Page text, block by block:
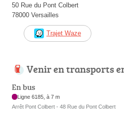
50 Rue du Pont Colbert
78000 Versailles
Trajet Waze
Venir en transports
En bus
Ligne 6185, à 7 m
Arrêt Pont Colbert - 48 Rue du Pont Colbert